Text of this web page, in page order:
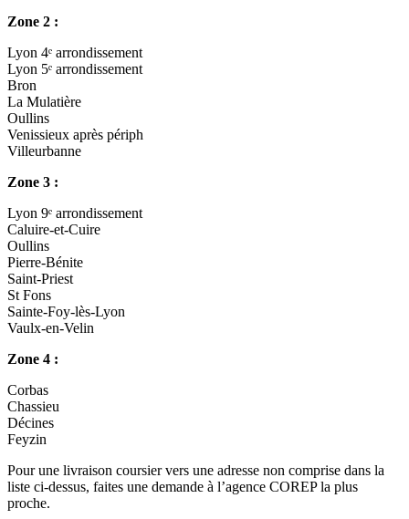
Zone 2 :
Lyon 4ᵉ arrondissement
Lyon 5ᵉ arrondissement
Bron
La Mulatière
Oullins
Venissieux après périph
Villeurbanne
Zone 3 :
Lyon 9ᵉ arrondissement
Caluire-et-Cuire
Oullins
Pierre-Bénite
Saint-Priest
St Fons
Sainte-Foy-lès-Lyon
Vaulx-en-Velin
Zone 4 :
Corbas
Chassieu
Décines
Feyzin
Pour une livraison coursier vers une adresse non comprise dans la
liste ci-dessus, faites une demande à l’agence COREP la plus
proche.